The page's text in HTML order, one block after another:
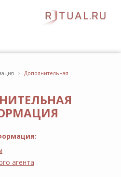
› Дополнительная
агента